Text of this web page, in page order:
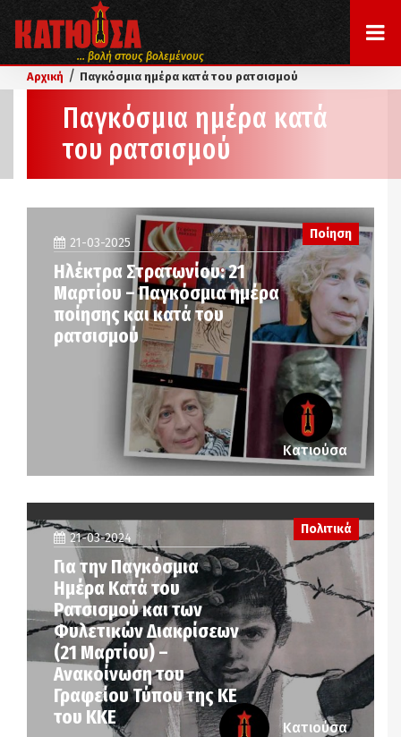
... βολή στους βολεμένους
Αρχική / Παγκόσμια ημέρα κατά του ρατσισμού
Παγκόσμια ημέρα κατά
του ρατσισμού
Ποίηση
21-03-2025
Ηλέκτρα Στρατωνίου: 21
Μαρτίου – Παγκόσμια ημέρα
ποίησης και κατά του
ρατσισμού
Κατιούσα
21-03-2024
Για την Παγκόσμια
Ημέρα Κατά του
Ρατσισμού και των
Φυλετικών Διακρίσεων
(21 Μαρτίου) –
Ανακοίνωση του
Γραφείου Τύπου της ΚΕ
του ΚΚΕ
Πολιτικά
Κατιούσα